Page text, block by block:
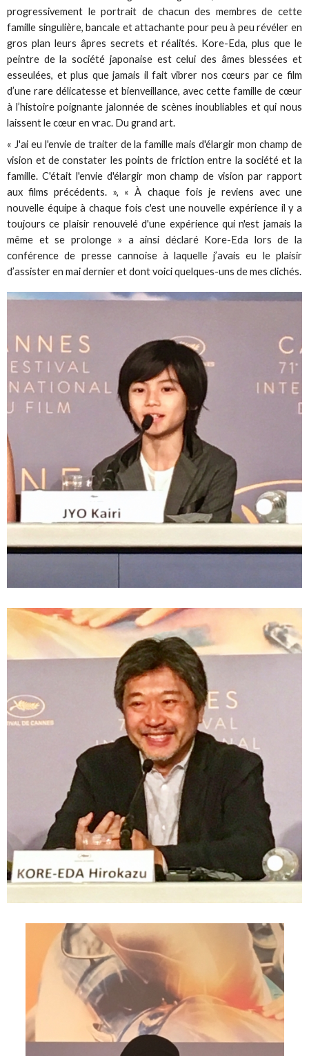
progressivement le portrait de chacun des membres de cette
famille singulière, bancale et attachante pour peu à peu révéler en
gros plan leurs âpres secrets et réalités. Kore-Eda, plus que le
peintre de la société japonaise est celui des âmes blessées et
esseulées, et plus que jamais il fait vibrer nos cœurs par ce film
d’une rare délicatesse et bienveillance, avec cette famille de cœur
à l’histoire poignante jalonnée de scènes inoubliables et qui nous
laissent le cœur en vrac. Du grand art.
« J'ai eu l'envie de traiter de la famille mais d'élargir mon champ de
vision et de constater les points de friction entre la société et la
famille. C'était l'envie d'élargir mon champ de vision par rapport
aux films précédents. », « À chaque fois je reviens avec une
nouvelle équipe à chaque fois c'est une nouvelle expérience il y a
toujours ce plaisir renouvelé d'une expérience qui n'est jamais la
même et se prolonge » a ainsi déclaré Kore-Eda lors de la
conférence de presse cannoise à laquelle j’avais eu le plaisir
d’assister en mai dernier et dont voici quelques-uns de mes clichés.